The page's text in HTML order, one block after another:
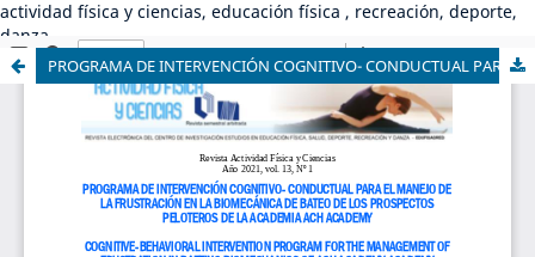
actividad física y ciencias, educación física , recreación, deporte,
danza
PROGRAMA DE INTERVENCIÓN COGNITIVO- CONDUCTUAL PARA EL MANEJO DE LA FRUSTRACIÓN EN LA BIOMECÁNICA DE BATEO DE LOS PROSPECTOS PELOTEROS DE LA ACADEMIA ACH ACADEMY